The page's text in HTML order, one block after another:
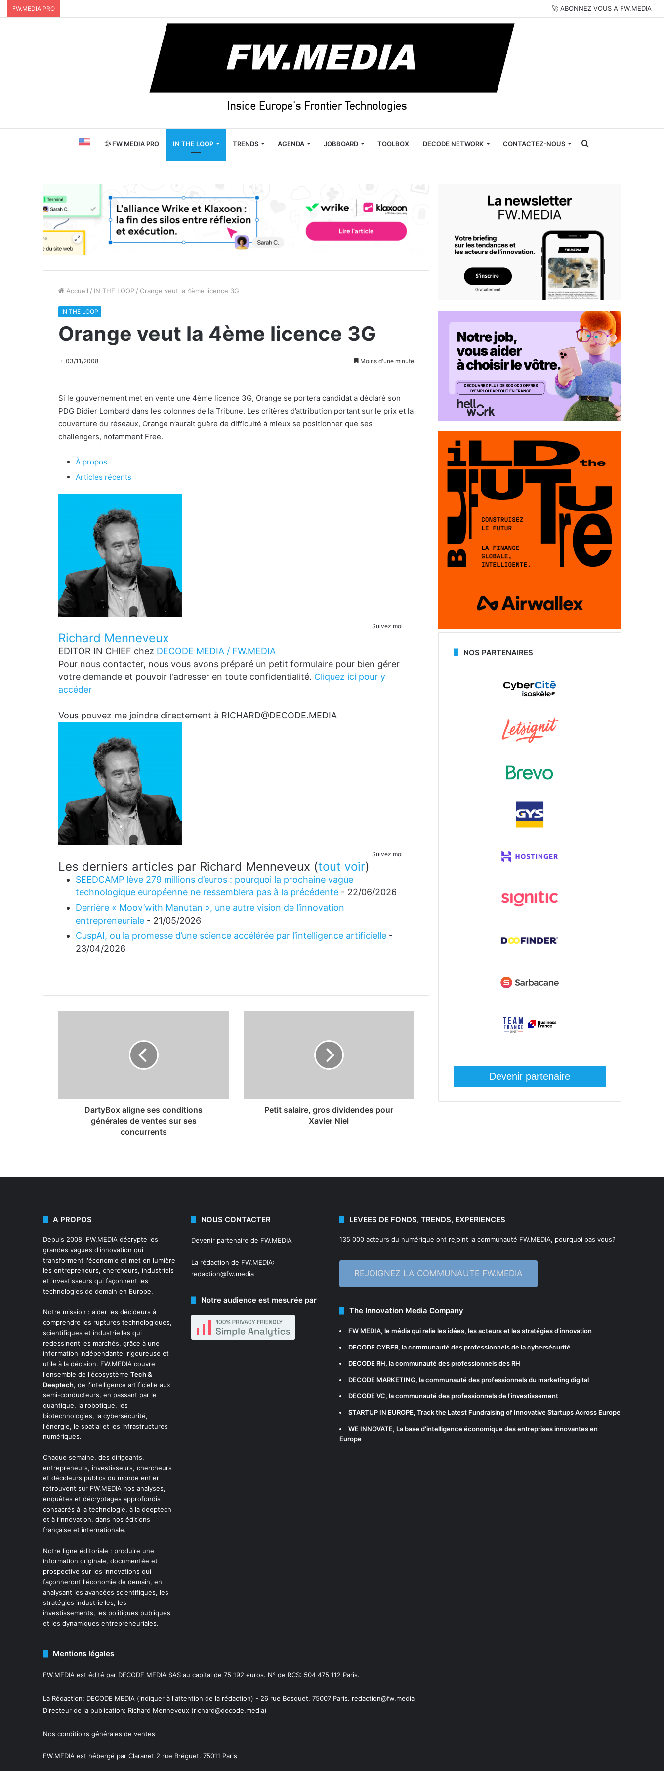
FW.MEDIA PRO 🚀 ABONNEZ VOUS A FW.MEDIA
FW MEDIA PRO IN THE LOOP TRENDS AGENDA JOBBOARD TOOLBOX DECODE NETWORK CONTACTEZ-NOUS Rechercher
Accueil / IN THE LOOP / Orange veut la 4ème licence 3G
IN THE LOOP
Orange veut la 4ème licence 3G
03/11/2008 Moins d'une minute
Si le gouvernement met en vente une 4ème licence 3G, Orange se portera candidat a déclaré son
PDG Didier Lombard dans les colonnes de la Tribune. Les critères d’attribution portant sur le prix et la
couverture du réseaux, Orange n’aurait guère de difficulté à mieux se positionner que ses
challengers, notamment Free.
À propos
Articles récents
Suivez moi
Richard Menneveux
EDITOR IN CHIEF chez DECODE MEDIA / FW.MEDIA
Pour nous contacter, nous vous avons préparé un petit formulaire pour bien gérer
votre demande et pouvoir l'adresser en toute confidentialité. Cliquez ici pour y
accéder
Vous pouvez me joindre directement à RICHARD@DECODE.MEDIA
Suivez moi
Les derniers articles par Richard Menneveux (tout voir)
SEEDCAMP lève 279 millions d’euros : pourquoi la prochaine vague
technologique européenne ne ressemblera pas à la précédente - 22/06/2026
Derrière « Moov’with Manutan », une autre vision de l’innovation
entrepreneuriale - 21/05/2026
CuspAI, ou la promesse d’une science accélérée par l’intelligence artificielle -
23/04/2026
DartyBox aligne ses conditions
générales de ventes sur ses
concurrents
Petit salaire, gros dividendes pour
Xavier Niel
NOS PARTENAIRES
Devenir partenaire
A PROPOS
Depuis 2008, FW.MEDIA décrypte les
grandes vagues d'innovation qui
transforment l'économie et met en lumière
les entrepreneurs, chercheurs, industriels
et investisseurs qui façonnent les
technologies de demain en Europe.
Notre mission : aider les décideurs à
comprendre les ruptures technologiques,
scientifiques et industrielles qui
redessinent les marchés, grâce à une
information indépendante, rigoureuse et
utile à la décision. FW.MEDIA couvre
l'ensemble de l'écosystème Tech &
Deeptech, de l'intelligence artificielle aux
semi-conducteurs, en passant par le
quantique, la robotique, les
biotechnologies, la cybersécurité,
l'énergie, le spatial et les infrastructures
numériques.
Chaque semaine, des dirigeants,
entrepreneurs, investisseurs, chercheurs
et décideurs publics du monde entier
retrouvent sur FW.MEDIA nos analyses,
enquêtes et décryptages approfondis
consacrés à la technologie, à la deeptech
et à l’innovation, dans nos éditions
française et internationale.
Notre ligne éditoriale : produire une
information originale, documentée et
prospective sur les innovations qui
façonneront l'économie de demain, en
analysant les avancées scientifiques, les
stratégies industrielles, les
investissements, les politiques publiques
et les dynamiques entrepreneuriales.
NOUS CONTACTER
Devenir partenaire de FW.MEDIA
La rédaction de FW.MEDIA:
redaction@fw.media
Notre audience est mesurée par
LEVEES DE FONDS, TRENDS, EXPERIENCES
135 000 acteurs du numérique ont rejoint la communauté FW.MEDIA, pourquoi pas vous?
REJOIGNEZ LA COMMUNAUTE FW.MEDIA
The Innovation Media Company
FW MEDIA, le média qui relie les idées, les acteurs et les stratégies d'innovation
DECODE CYBER, la communauté des professionnels de la cybersécurité
DECODE RH, la communauté des professionnels des RH
DECODE MARKETING, la communauté des professionnels du marketing digital
DECODE VC, la communauté des professionnels de l'investissement
STARTUP IN EUROPE, Track the Latest Fundraising of Innovative Startups Across Europe
WE INNOVATE, La base d'intelligence économique des entreprises innovantes en
Europe
Mentions légales
FW.MEDIA est édité par DECODE MEDIA SAS au capital de 75 192 euros. N° de RCS: 504 475 112 Paris.
La Rédaction: DECODE MEDIA (indiquer à l'attention de la rédaction) - 26 rue Bosquet. 75007 Paris. redaction@fw.media
Directeur de la publication: Richard Menneveux (richard@decode.media)
Nos conditions générales de ventes
FW.MEDIA est hébergé par Claranet 2 rue Bréguet. 75011 Paris